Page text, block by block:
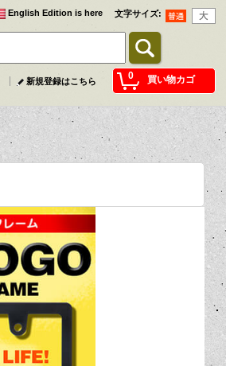
文字サイズ:
English Edition is here
0 買い物カゴ
新規登録はこちら